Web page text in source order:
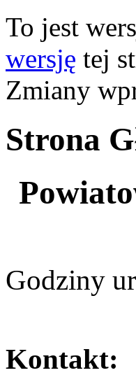
To jest
wersję tej
Zmiany
Strona
Godziny
Kontakt: